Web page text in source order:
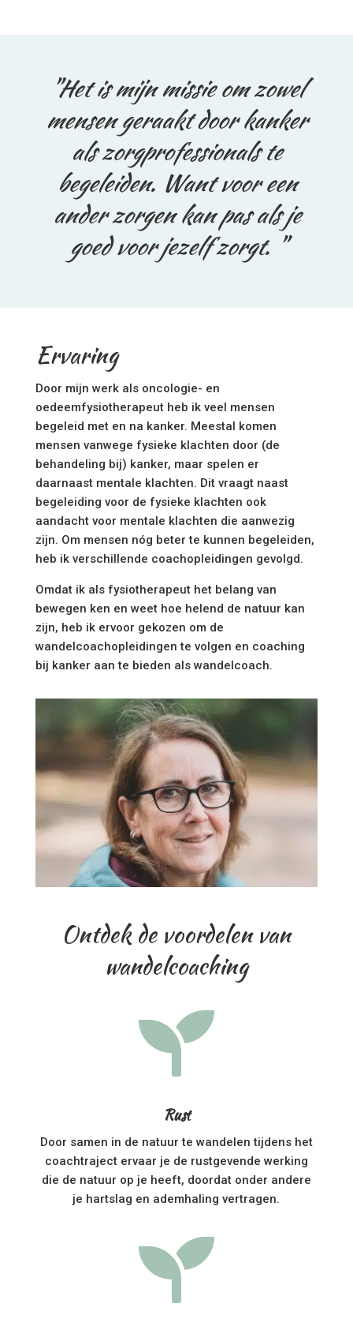
"Het is mijn missie om zowel
mensen geraakt door kanker
als zorgprofessionals te
begeleiden. Want voor een
ander zorgen kan pas als je
goed voor jezelf zorgt. "
Ervaring
Door mijn werk als oncologie- en
oedeemfysiotherapeut heb ik veel mensen
begeleid met en na kanker. Meestal komen
mensen vanwege fysieke klachten door (de
behandeling bij) kanker, maar spelen er
daarnaast mentale klachten. Dit vraagt naast
begeleiding voor de fysieke klachten ook
aandacht voor mentale klachten die aanwezig
zijn. Om mensen nóg beter te kunnen begeleiden,
heb ik verschillende coachopleidingen gevolgd.
Omdat ik als fysiotherapeut het belang van
bewegen ken en weet hoe helend de natuur kan
zijn, heb ik ervoor gekozen om de
wandelcoachopleidingen te volgen en coaching
bij kanker aan te bieden als wandelcoach.
Ontdek de voordelen van
wandelcoaching

Rust
Door samen in de natuur te wandelen tijdens het
coachtraject ervaar je de rustgevende werking
die de natuur op je heeft, doordat onder andere
je hartslag en ademhaling vertragen.
